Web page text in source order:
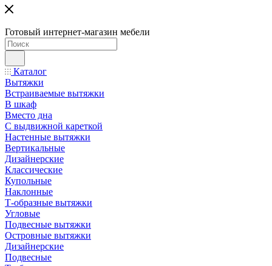
Готовый интернет-магазин мебели
Каталог
Вытяжки
Встраиваемые вытяжки
В шкаф
Вместо дна
С выдвижной кареткой
Настенные вытяжки
Вертикальные
Дизайнерские
Классические
Купольные
Наклонные
Т-образные вытяжки
Угловые
Подвесные вытяжки
Островные вытяжки
Дизайнерские
Подвесные